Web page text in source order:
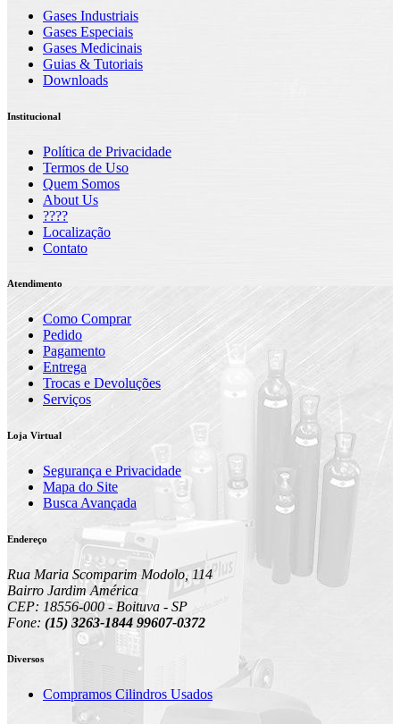
Gases Industriais
Gases Especiais
Gases Medicinais
Guias & Tutoriais
Downloads
Institucional
Política de Privacidade
Termos de Uso
Quem Somos
About Us
????
Localização
Contato
Atendimento
Como Comprar
Pedido
Pagamento
Entrega
Trocas e Devoluções
Serviços
Loja Virtual
Segurança e Privacidade
Mapa do Site
Busca Avançada
Endereço
Rua Maria Scomparim Modolo, 114
Bairro Jardim América
CEP: 18556-000 - Boituva - SP
Fone: (15) 3263-1844 99607-0372
Diversos
Compramos Cilindros Usados